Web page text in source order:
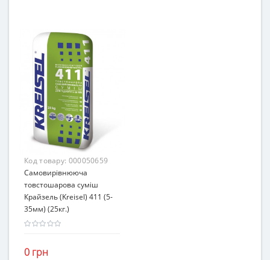
Код товару: 000050659
Самовирівнююча
товстошарова суміш
Крайзель (Kreisel) 411 (5-
35мм) (25кг.)
0 грн